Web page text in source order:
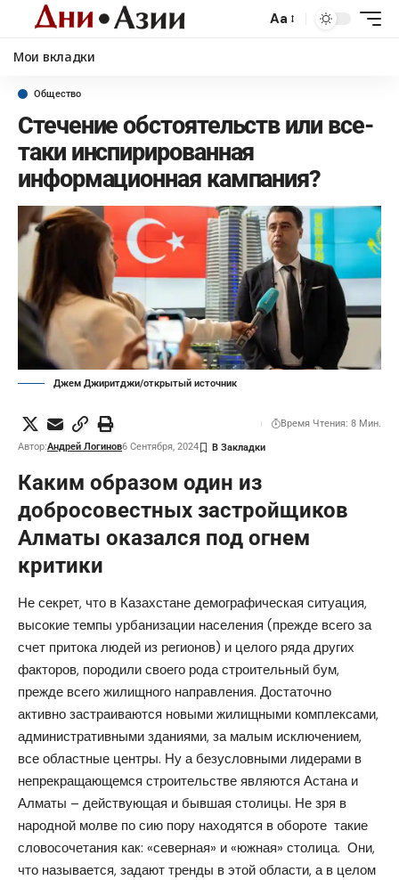
Aa
Мои вкладки
Общество
Стечение обстоятельств или все-
таки инспирированная
информационная кампания?
Джем Джиритджи/открытый источник
Автор:Андрей Логинов6 Сентября, 2024
Время Чтения: 8 Мин.
Каким образом один из
добросовестных застройщиков
Алматы оказался под огнем
критики
Не секрет, что в Казахстане демографическая ситуация,
высокие темпы урбанизации населения (прежде всего за
счет притока людей из регионов) и целого ряда других
факторов, породили своего рода строительный бум,
прежде всего жилищного направления. Достаточно
активно застраиваются новыми жилищными комплексами,
административными зданиями, за малым исключением,
все областные центры. Ну а безусловными лидерами в
непрекращающемся строительстве являются Астана и
Алматы – действующая и бывшая столицы. Не зря в
народной молве по сию пору находятся в обороте такие
словосочетания как: «северная» и «южная» столица. Они,
что называется, задают тренды в этой области, а в целом